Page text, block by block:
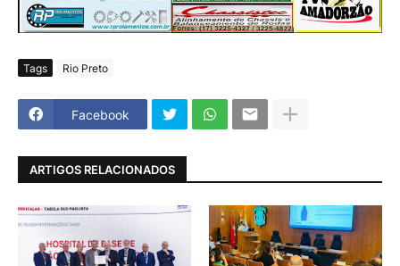
Tags Rio Preto
Facebook
ARTIGOS RELACIONADOS